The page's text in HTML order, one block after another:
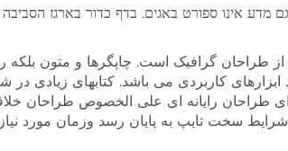
מדע אינו ספורט באגים. בדף כדור בארגז
طراحان گرافیک است. چاپگرها و متون
ابزارهای کاربردی می باشد. کتابهای
طراحان رایانه ای علی الخصوص طراحان
سخت تایپ به پایان رسد وزمان مورد